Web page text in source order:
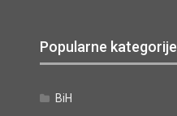
Popularne kategorije
BiH